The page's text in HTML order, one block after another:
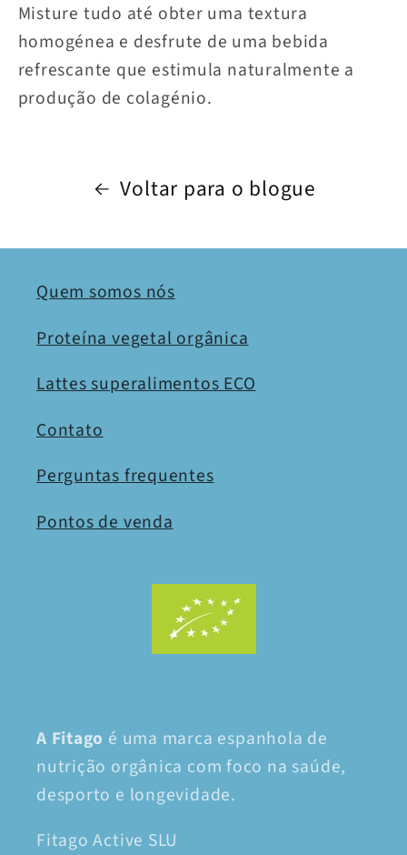
Misture tudo até obter uma textura
homogénea e desfrute de uma bebida
refrescante que estimula naturalmente a
produção de colagénio.
Voltar para o blogue
Quem somos nós
Proteína vegetal orgânica
Lattes superalimentos ECO
Contato
Perguntas frequentes
Pontos de venda
A Fitago é uma marca espanhola de
nutrição orgânica com foco na saúde,
desporto e longevidade.
Fitago Active SLU